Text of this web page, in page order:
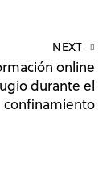
NEXT
online
durante el
confinamiento